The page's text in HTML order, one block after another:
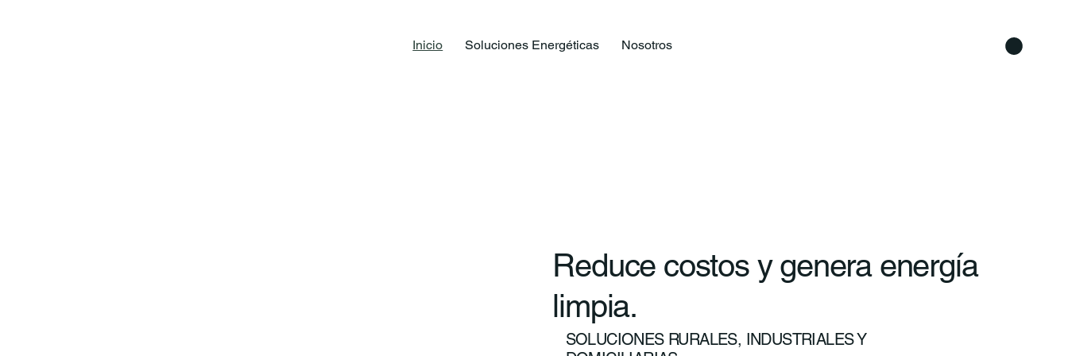
Inicio Soluciones Energéticas Nosotros
Reduce costos y genera energía
limpia.
SOLUCIONES RURALES, INDUSTRIALES Y